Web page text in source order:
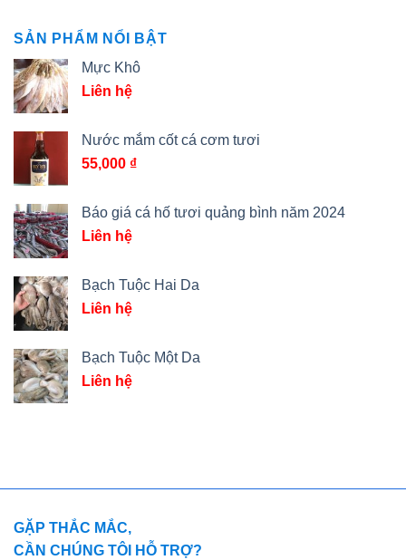
SẢN PHẨM NỔI BẬT
Mực Khô
Liên hệ
Nước mắm cốt cá cơm tươi
55,000 ₫
Báo giá cá hố tươi quảng bình năm 2024
Liên hệ
Bạch Tuộc Hai Da
Liên hệ
Bạch Tuộc Một Da
Liên hệ
GẶP THẮC MẮC,
CẦN CHÚNG TÔI HỖ TRỢ?